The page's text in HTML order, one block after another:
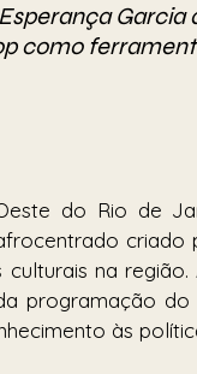
Garcia
como
do Rio de
na região.
programação do
às